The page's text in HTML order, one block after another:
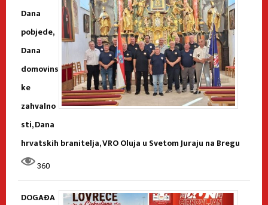
Dana
pobjede,
Dana
domovins
ke
zahvalno
sti, Dana
hrvatskih branitelja, VRO Oluja u Svetom Juraju na Bregu
360
DOGAĐA